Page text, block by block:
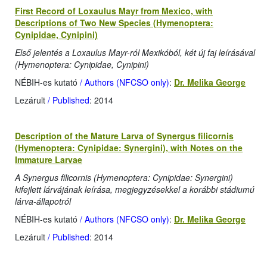
First Record of Loxaulus Mayr from Mexico, with
Descriptions of Two New Species (Hymenoptera:
Cynipidae, Cynipini)
Első jelentés a Loxaulus Mayr-ról Mexikóból, két új faj leírásával
(Hymenoptera: Cynipidae, Cynipini)
NÉBIH-es kutató / Authors (NFCSO only): Dr. Melika George
Lezárult / Published: 2014
Description of the Mature Larva of Synergus filicornis
(Hymenoptera: Cynipidae: Synergini), with Notes on the
Immature Larvae
A Synergus filicornis (Hymenoptera: Cynipidae: Synergini)
kifejlett lárvájának leírása, megjegyzésekkel a korábbi stádiumú
lárva-állapotról
NÉBIH-es kutató / Authors (NFCSO only): Dr. Melika George
Lezárult / Published: 2014